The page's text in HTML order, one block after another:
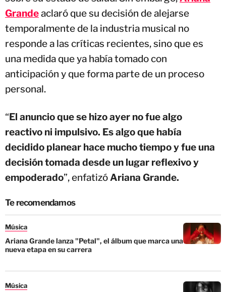
Grandeaclaró que su decisión de alejarse
temporalmente de la industria musical no
responde a las críticas recientes, sino que es
una medida que ya había tomado con
anticipación y que forma parte de un proceso
personal.
“El anuncio que se hizo ayer no fue algo
reactivo ni impulsivo. Es algo que había
decidido planear hace mucho tiempo y fue una
decisión tomada desde un lugar reflexivo y
empoderado”, enfatizóAriana Grande.
Te recomendamos
Música
Ariana Grande lanza "Petal", el álbum que marca una
nueva etapa en su carrera
Música